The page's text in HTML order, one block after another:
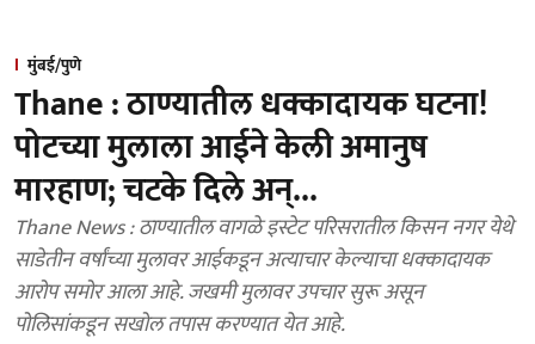
मुंबई/पुणे
Thane : ठाण्यातील धक्कादायक घटना!
पोटच्या मुलाला आईने केली अमानुष
मारहाण; चटके दिले अन्...
Thane News : ठाण्यातील वागळे इस्टेट परिसरातील किसन नगर येथे
साडेतीन वर्षांच्या मुलावर आईकडून अत्याचार केल्याचा धक्कादायक
आरोप समोर आला आहे. जखमी मुलावर उपचार सुरू असून
पोलिसांकडून सखोल तपास करण्यात येत आहे.